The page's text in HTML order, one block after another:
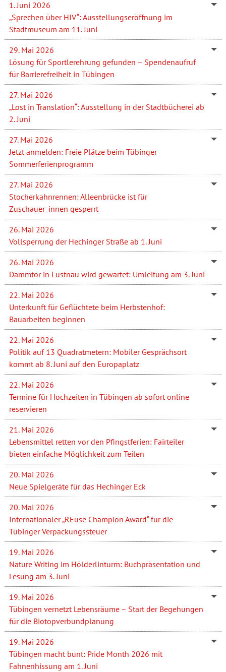
1. Juni 2026
„Sprechen über HIV“: Ausstellungseröffnung im
Stadtmuseum am 11. Juni
29. Mai 2026
Lösung für Sportlerehrung gefunden – Spendenaufruf
für Barrierefreiheit in Tübingen
27. Mai 2026
„Lost in Translation“: Ausstellung in der Stadtbücherei ab
2. Juni
27. Mai 2026
Jetzt anmelden: Freie Plätze beim Tübinger
Sommerferienprogramm
27. Mai 2026
Stocherkahnrennen: Alleenbrücke ist für
Zuschauer_innen gesperrt
26. Mai 2026
Vollsperrung der Hechinger Straße ab 1. Juni
26. Mai 2026
Dammtor in Lustnau wird gewartet: Umleitung am 3. Juni
22. Mai 2026
Unterkunft für Geflüchtete beim Herbstenhof:
Bauarbeiten beginnen
22. Mai 2026
Politik auf 13 Quadratmetern: Mobiler Gesprächsort
kommt ab 8. Juni auf den Europaplatz
22. Mai 2026
Termine für Hochzeiten in Tübingen ab sofort online
reservieren
21. Mai 2026
Lebensmittel retten vor den Pfingstferien: Fairteiler
bieten einfache Möglichkeit zum Teilen
20. Mai 2026
Neue Spielgeräte für das Hechinger Eck
20. Mai 2026
Internationaler „REuse Champion Award“ für die
Tübinger Verpackungssteuer
19. Mai 2026
Nature Writing im Hölderlinturm: Buchpräsentation und
Lesung am 3. Juni
19. Mai 2026
Tübingen vernetzt Lebensräume – Start der Begehungen
für die Biotopverbundplanung
19. Mai 2026
Tübingen macht bunt: Pride Month 2026 mit
Fahnenhissung am 1. Juni